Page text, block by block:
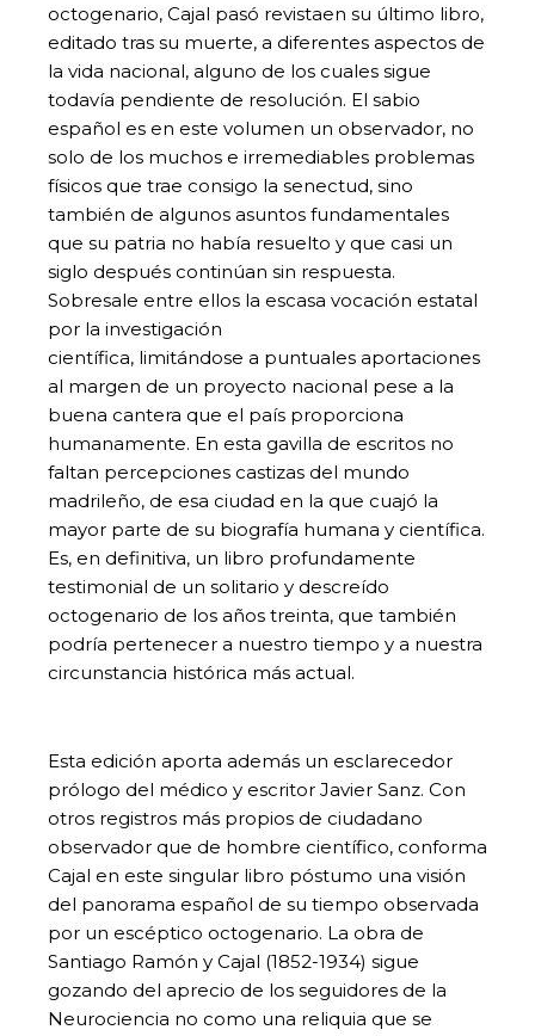
octogenario, Cajal pasó revistaen su último libro,
editado tras su muerte, a diferentes aspectos de
la vida nacional, alguno de los cuales sigue
todavía pendiente de resolución. El sabio
español es en este volumen un observador, no
solo de los muchos e irremediables problemas
físicos que trae consigo la senectud, sino
también de algunos asuntos fundamentales
que su patria no había resuelto y que casi un
siglo después continúan sin respuesta.
Sobresale entre ellos la escasa vocación estatal
por la investigación
científica, limitándose a puntuales aportaciones
al margen de un proyecto nacional pese a la
buena cantera que el país proporciona
humanamente. En esta gavilla de escritos no
faltan percepciones castizas del mundo
madrileño, de esa ciudad en la que cuajó la
mayor parte de su biografía humana y científica.
Es, en definitiva, un libro profundamente
testimonial de un solitario y descreído
octogenario de los años treinta, que también
podría pertenecer a nuestro tiempo y a nuestra
circunstancia histórica más actual.
Esta edición aporta además un esclarecedor
prólogo del médico y escritor Javier Sanz. Con
otros registros más propios de ciudadano
observador que de hombre científico, conforma
Cajal en este singular libro póstumo una visión
del panorama español de su tiempo observada
por un escéptico octogenario. La obra de
Santiago Ramón y Cajal (1852-1934) sigue
gozando del aprecio de los seguidores de la
Neurociencia no como una reliquia que se